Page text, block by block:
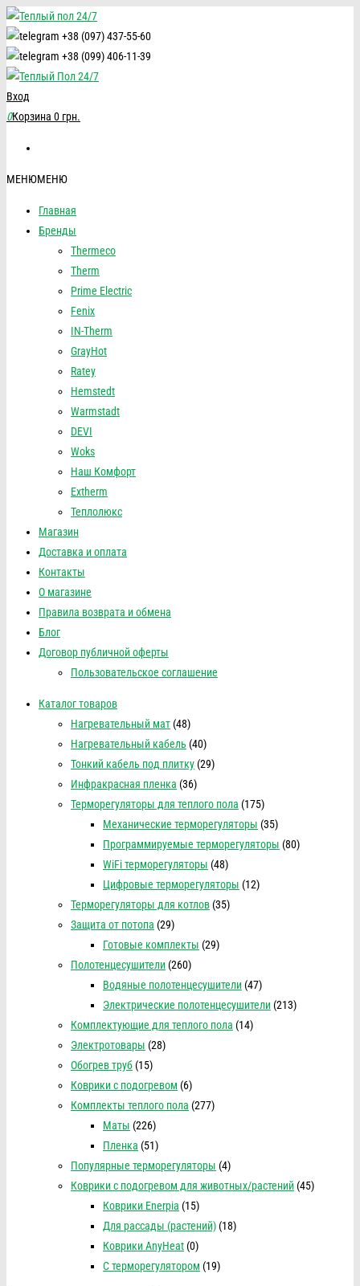
+38 (097) 437-55-60
+38 (099) 406-11-39
Вход
0Корзина 0 грн.
МЕНЮМЕНЮ
Главная
Бренды
Thermeco
Therm
Prime Electric
Fenix
IN-Therm
GrayHot
Ratey
Hemstedt
Warmstadt
DEVI
Woks
Наш Комфорт
Extherm
Теплолюкс
Магазин
Доставка и оплата
Контакты
О магазине
Правила возврата и обмена
Блог
Договор публичной оферты
Пользовательское соглашение
Каталог товаров
Нагревательный мат (48)
Нагревательный кабель (40)
Тонкий кабель под плитку (29)
Инфракрасная пленка (36)
Терморегуляторы для теплого пола (175)
Механические терморегуляторы (35)
Программируемые терморегуляторы (80)
WiFi терморегуляторы (48)
Цифровые терморегуляторы (12)
Терморегуляторы для котлов (35)
Защита от потопа (29)
Готовые комплекты (29)
Полотенцесушители (260)
Водяные полотенцесушители (47)
Электрические полотенцесушители (213)
Комплектующие для теплого пола (14)
Электротовары (28)
Обогрев труб (15)
Коврики с подогревом (6)
Комплекты теплого пола (277)
Маты (226)
Пленка (51)
Популярные терморегуляторы (4)
Коврики с подогревом для животных/растений (45)
Коврики Enerpia (15)
Для рассады (растений) (18)
Коврики AnyHeat (0)
С терморегулятором (19)